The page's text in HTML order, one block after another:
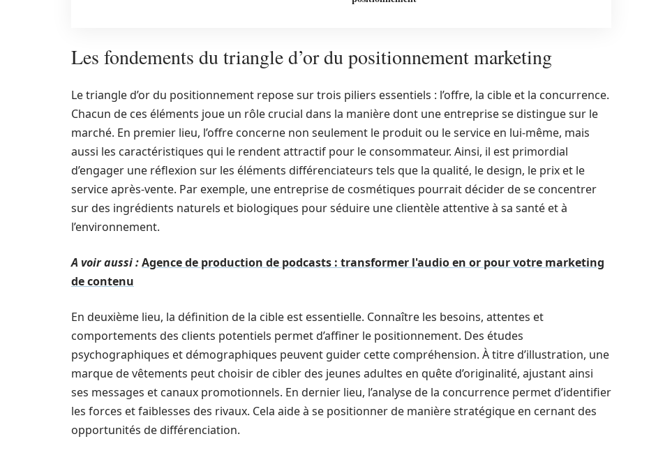
Les fondements du triangle d’or du positionnement marketing
Le triangle d’or du positionnement repose sur trois piliers essentiels : l’offre, la cible et la concurrence.
Chacun de ces éléments joue un rôle crucial dans la manière dont une entreprise se distingue sur le
marché. En premier lieu, l’offre concerne non seulement le produit ou le service en lui-même, mais
aussi les caractéristiques qui le rendent attractif pour le consommateur. Ainsi, il est primordial
d’engager une réflexion sur les éléments différenciateurs tels que la qualité, le design, le prix et le
service après-vente. Par exemple, une entreprise de cosmétiques pourrait décider de se concentrer
sur des ingrédients naturels et biologiques pour séduire une clientèle attentive à sa santé et à
l’environnement.
A voir aussi :Agence de production de podcasts : transformer l'audio en or pour votre marketing
de contenu
En deuxième lieu, la définition de la cible est essentielle. Connaître les besoins, attentes et
comportements des clients potentiels permet d’affiner le positionnement. Des études
psychographiques et démographiques peuvent guider cette compréhension. À titre d’illustration, une
marque de vêtements peut choisir de cibler des jeunes adultes en quête d’originalité, ajustant ainsi
ses messages et canaux promotionnels. En dernier lieu, l’analyse de la concurrence permet d’identifier
les forces et faiblesses des rivaux. Cela aide à se positionner de manière stratégique en cernant des
opportunités de différenciation.